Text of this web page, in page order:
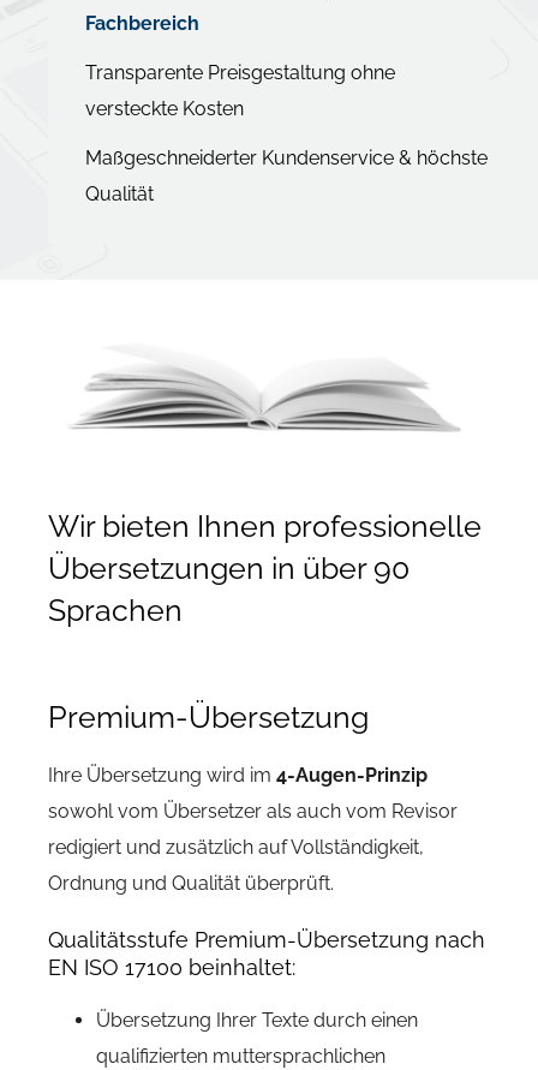
Fachbereich
Transparente Preisgestaltung ohne
versteckte Kosten
Maßgeschneiderter Kundenservice & höchste
Qualität
Wir bieten Ihnen professionelle
Übersetzungen in über 90
Sprachen
Premium-Übersetzung
Ihre Übersetzung wird im 4-Augen-Prinzip
sowohl vom Übersetzer als auch vom Revisor
redigiert und zusätzlich auf Vollständigkeit,
Ordnung und Qualität überprüft.
Qualitätsstufe Premium-Übersetzung nach
EN ISO 17100 beinhaltet:
Übersetzung Ihrer Texte durch einen
qualifizierten muttersprachlichen